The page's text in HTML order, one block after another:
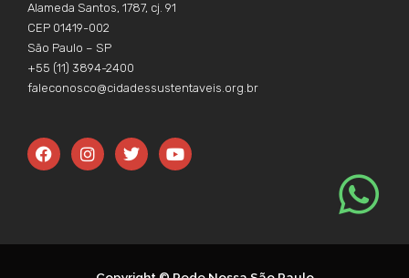
Alameda Santos, 1787, cj. 91
CEP 01419-002
São Paulo – SP
+55 (11) 3894-2400
faleconosco@cidadessustentaveis.org.br
F
a
o
I
n
r
T
w
r
Y
o
e